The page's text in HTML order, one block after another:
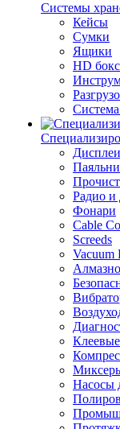
Системы
Кейсы
Сумки
Ящики
HD
Дисплеи
Радио и
Фонари
Cable
Screeds
Vacuum
Насосы